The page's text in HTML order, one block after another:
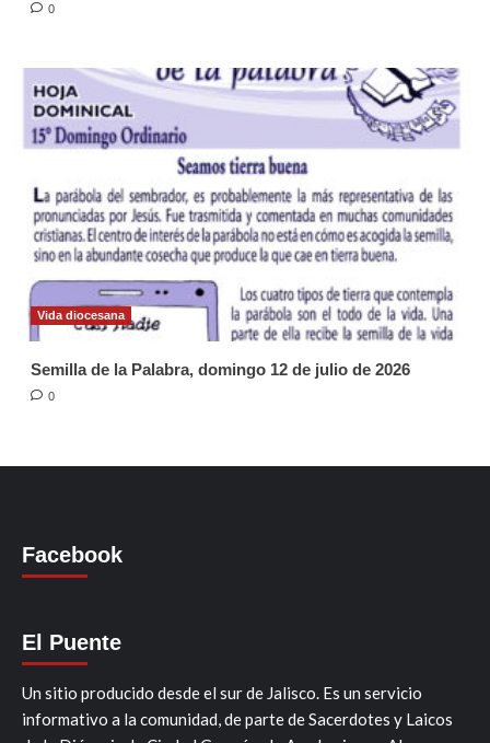
0
Vida diocesana
Semilla de la Palabra, domingo 12 de julio de 2026
0
Facebook
El Puente
Un sitio producido desde el sur de Jalisco. Es un servicio
informativo a la comunidad, de parte de Sacerdotes y Laicos